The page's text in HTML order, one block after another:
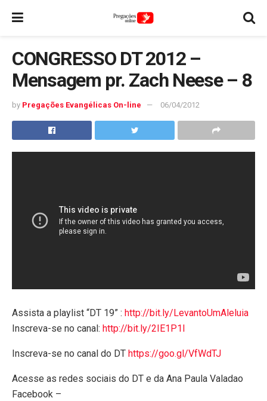
CONGRESSO DT 2012 –
Mensagem pr. Zach Neese – 8
by Pregações Evangélicas On-line 06/04/2012
Assista a playlist “DT 19” : http://bit.ly/LevantoUmAleluia
Inscreva-se no canal: http://bit.ly/2IE1P1I
Inscreva-se no canal do DT https://goo.gl/VfWdTJ
Acesse as redes sociais do DT e da Ana Paula Valadao
Facebook –